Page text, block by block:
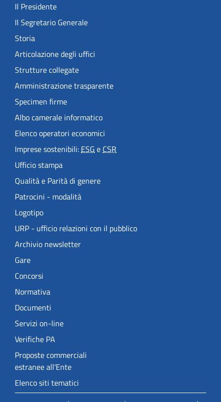
Il Presidente
Il Segretario Generale
Storia
Articolazione degli uffici
Strutture collegate
Amministrazione trasparente
Specimen firme
Albo camerale informatico
Elenco operatori economici
Imprese sostenibili:ESGeCSR
Ufficio stampa
Qualità e Parità di genere
Patrocini - modalità
Logotipo
URP - ufficio relazioni con il pubblico
Archivio newsletter
Gare
Concorsi
Normativa
Documenti
Servizi on-line
Verifiche PA
Proposte commerciali
estranee all'Ente
Elenco siti tematici